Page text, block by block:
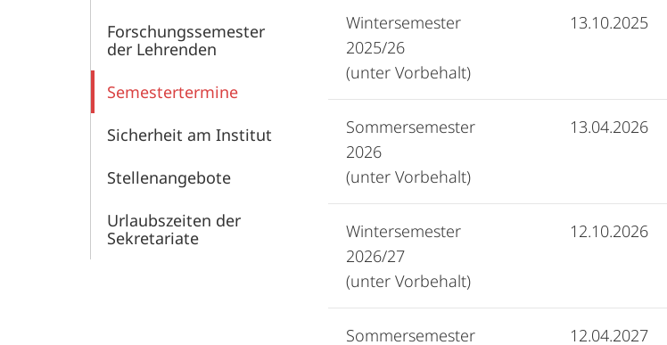
Forschungssemester
der Lehrenden
Semestertermine
Sicherheit am Institut
Stellenangebote
Urlaubszeiten der
Sekretariate
Wintersemester
2025/26
(unter Vorbehalt)
13.10.2025
Sommersemester
2026
(unter Vorbehalt)
13.04.2026
Wintersemester
2026/27
(unter Vorbehalt)
12.10.2026
Sommersemester
12.04.2027